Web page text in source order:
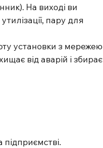
На виході ви
пару для
установки з мережею
від аварій і збирає